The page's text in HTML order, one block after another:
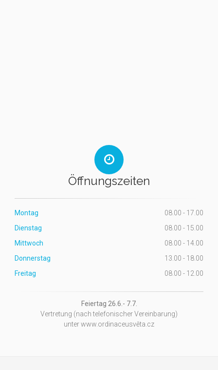
Öffnungszeiten
Montag
08.00 - 17.00
Dienstag
08.00 - 15.00
Mittwoch
08.00 - 14.00
Donnerstag
13.00 - 18.00
Freitag
08.00 - 12.00
Feiertag 26.6.- 7.7.
Vertretung (nach telefonischer Vereinbarung)
unter www.ordinaceusvěta.cz